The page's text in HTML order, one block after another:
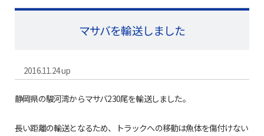
マサバを輸送しました
2016.11.24 up
静岡県の駿河湾からマサバ230尾を輸送しました。
長い距離の輸送となるため、トラックへの移動は魚体を傷付けない